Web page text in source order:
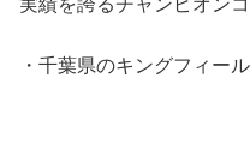
実績を誇るチャンピオン
・千葉県のキングフィー